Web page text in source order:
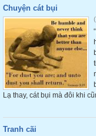
Chuyện cát bụi
Lạ thay, cát bụi mà đôi khi
Tranh cãi